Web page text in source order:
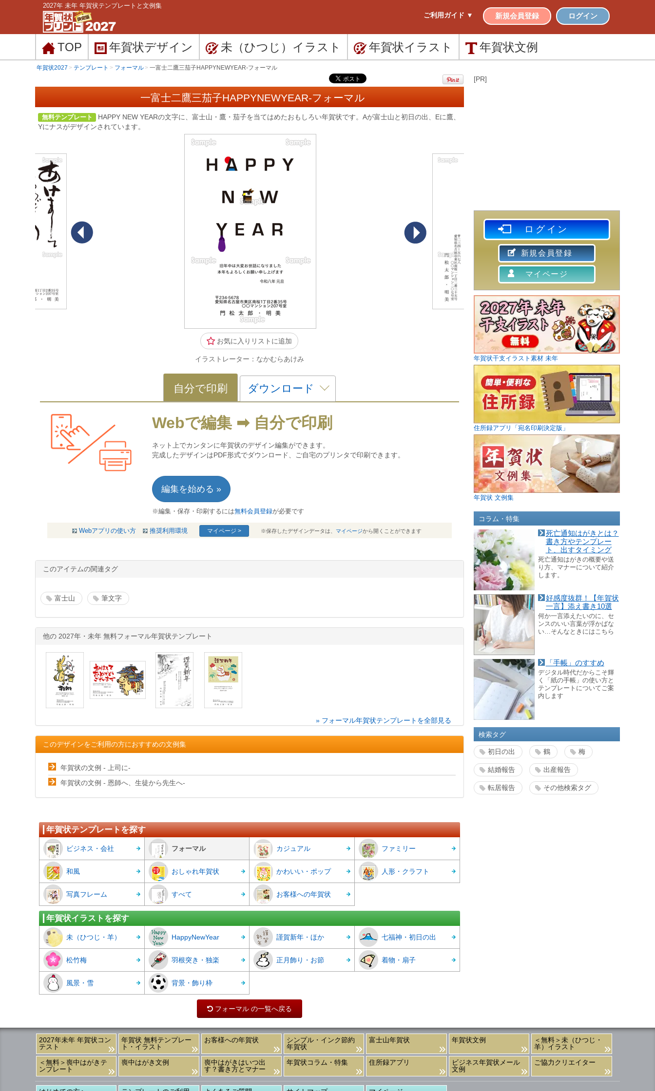
2027年 未年 年賀状テンプレートと文例集
ご利用ガイド ▼ 新規会員登録 ログイン
TOP 年賀状デザイン 未（ひつじ） イラスト 年賀状イラスト 年賀状文例
年賀状2027 テンプレート フォーマル 一富士二鷹三茄子HAPPYNEWYEAR-フォーマル
一富士二鷹三茄子HAPPYNEWYEAR-フォーマル
無料テンプレート
HAPPY NEW YEARの文字に、富士山・鷹・茄子を当てはめたおもしろい年賀状です。Aが富士山と初日の出、Eに鷹、
Yにナスがデザインされています。
お気に入りリストに追加
イラストレーター：なかむらあけみ
自分で印刷 ダウンロード
Webで編集 ➡ 自分で印刷
ネット上でカンタンに年賀状のデザイン編集ができます。
完成したデザインはPDF形式でダウンロード、ご自宅のプリンタで印刷できます。
編集を始める »
※編集・保存・印刷するには無料会員登録が必要です
Webアプリの使い方 推奨利用環境 マイページ > ※保存したデザインデータは、マイページから開くことができます
このアイテムの関連タグ
富士山 筆文字
他の 2027年・未年 無料フォーマル年賀状テンプレート
» フォーマル年賀状テンプレートを全部見る
このデザインをご利用の方におすすめの文例集
年賀状の文例 - 上司に-
年賀状の文例 - 恩師へ、生徒から先生へ-
年賀状テンプレートを探す
ビジネス・会社 フォーマル カジュアル ファミリー
和風 おしゃれ年賀状 かわいい・ポップ 人形・クラフト
写真フレーム すべて お客様への年賀状
年賀状イラストを探す
未（ひつじ・羊） HappyNewYear 謹賀新年・ほか 七福神・初日の出
松竹梅 羽根突き・独楽 正月飾り・お節 着物・扇子
風景・雪 背景・飾り枠
フォーマル の一覧へ戻る
[PR]
ログイン
新規会員登録
マイページ
年賀状干支イラスト素材 未年
住所録アプリ「宛名印刷決定版」
年賀状 文例集
コラム・特集
死亡通知はがきとは？
書き方やテンプレー
ト、出すタイミング
死亡通知はがきの概要や送
り方、マナーについて紹介
します。
好感度抜群！【年賀状
一言】添え書き10選
何か一言添えたいのに、セ
ンスのいい言葉が浮かばな
い…そんなときにはこちら
「手帳」のすすめ
デジタル時代だからこそ輝
く「紙の手帳」の使い方と
テンプレートについてご案
内します
検索タグ
初日の出 鶴 梅
結婚報告 出産報告
転居報告 その他検索タグ
2027年未年 年賀状コン
テスト
年賀状 無料テンプレー
ト・イラスト
お客様への年賀状
シンプル・インク節約
年賀状
富士山年賀状 年賀状文例
＜無料＞未（ひつじ・
羊）イラスト
＜無料＞喪中はがきテ
ンプレート
喪中はがき文例
喪中はがきはいつ出
す？書き方とマナー
年賀状コラム・特集 住所録アプリ
ビジネス年賀状メール
文例
ご協力クリエイター